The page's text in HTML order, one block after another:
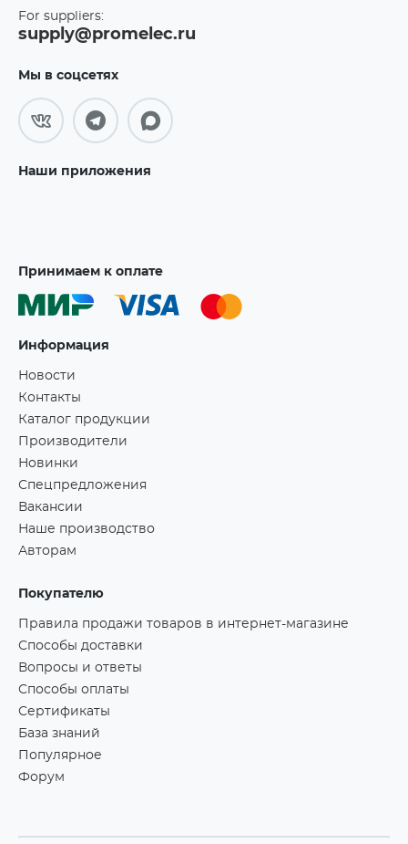
For suppliers:
supply@promelec.ru
Мы в соцсетях
Наши приложения
Принимаем к оплате
Информация
Новости
Контакты
Каталог продукции
Производители
Новинки
Спецпредложения
Вакансии
Наше производство
Авторам
Покупателю
Правила продажи товаров в интернет-магазине
Способы доставки
Вопросы и ответы
Способы оплаты
Сертификаты
База знаний
Популярное
Форум